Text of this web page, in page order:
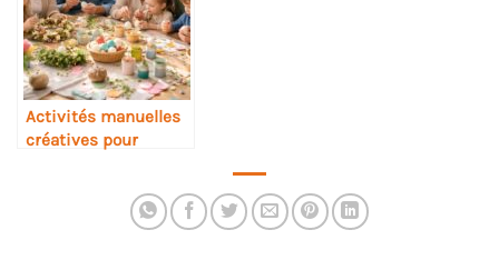
Activités manuelles
créatives pour